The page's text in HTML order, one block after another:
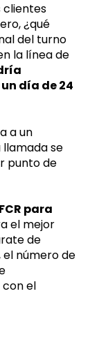
clientes
¿qué
del turno
la línea de
día de 24
a un
llamada se
punto de
para
el mejor
de
número de
el